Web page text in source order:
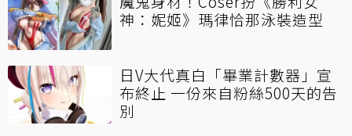
神：妮姬》瑪律恰那泳裝造型
日V大代真白「畢業計數器」宣
布終止 一份來自粉絲500天的告
別